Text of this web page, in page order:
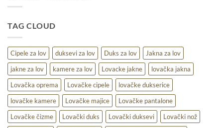
na
terenu
TAG CLOUD
Cipele za lov duksevi za lov Duks za lov
Jakna za lov
jakne za lov
kamere za lov Lovacke jakne
lovačka jakna
Lovačka oprema
Lovačke cipele
lovačke dukserice
lovačke kamere
Lovačke majice
Lovačke pantalone
Lovačke čizme
Lovački duks Lovački duksevi
Lovački nož